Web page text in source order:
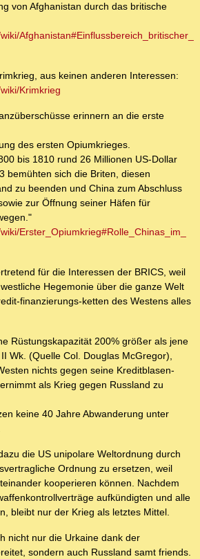
von Afghanistan durch das britische
Afghanistan#Einflussbereich_britischer_
aus keinen anderen Interessen:
Krimkrieg
erinnern an die erste
des ersten Opiumkrieges.
bis 1810 rund 26 Millionen US-Dollar
bemühten sich die Briten, diesen
zu beenden und China zum Abschluss
zur Öffnung seiner Häfen für
Erster_Opiumkrieg#Rolle_Chinas_im_
für die Interessen der BRICS, weil
Hegemonie über die ganze Welt
finanzierungs-ketten des Westens alles
Rüstungskapazität 200% größer als jene
Wk. (Quelle Col. Douglas McGregor),
nichts gegen seine Kreditblasen-
als Krieg gegen Russland zu
keine 40 Jahre Abwanderung unter
die US unipolare Weltordnung durch
Ordnung zu ersetzen, weil
kooperieren können. Nachdem
aufkündigten und alle
bleibt nur der Krieg als letztes Mittel.
nicht nur die Urkaine dank der
sondern auch Russland samt friends.